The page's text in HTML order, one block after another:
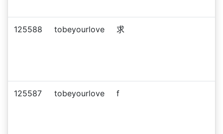
125588 tobeyourlove 求
125587 tobeyourlove f